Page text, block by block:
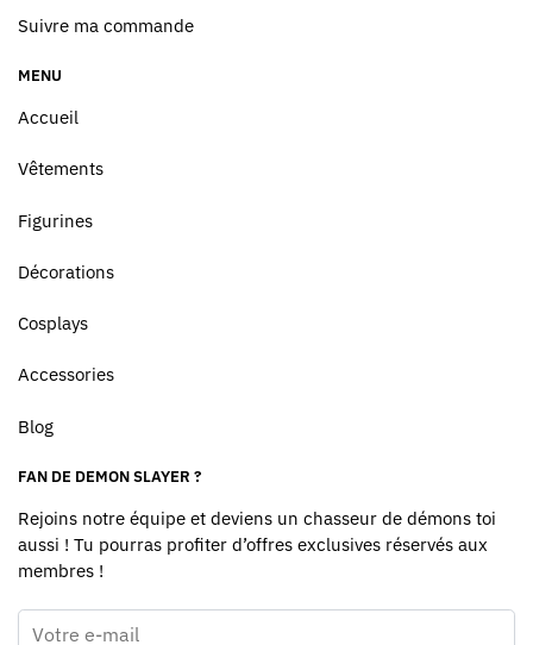
Suivre ma commande
MENU
Accueil
Vêtements
Figurines
Décorations
Cosplays
Accessories
Blog
FAN DE DEMON SLAYER ?
Rejoins notre équipe et deviens un chasseur de démons toi
aussi ! Tu pourras profiter d’offres exclusives réservés aux
membres !